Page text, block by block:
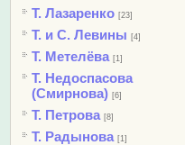
Т. Лазаренко [23]
Т. и С. Левины [4]
Т. Метелёва [1]
Т. Недоспасова
(Смирнова) [6]
Т. Петрова [8]
Т. Радынова [1]